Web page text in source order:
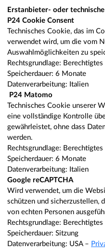
Erstanbieter- oder
P24 Cookie Consent
Technisches Cookie, das im
verwendet wird, um die vom
Auswahlmöglichkeiten zu
Rechtsgrundlage:
Speicherdauer: 6 Monate
Datenverarbeitung: Italien
P24 Matomo
Technisches Cookie unserer
eine vollständige Kontrolle
gewährleistet, ohne dass
werden.
Rechtsgrundlage:
Speicherdauer: 6 Monate
Datenverarbeitung: Italien
Google reCAPTCHA
Wird verwendet, um die
schützen und sicherzustellen,
von echten Personen
Rechtsgrundlage:
Speicherdauer: Sitzung
Datenverarbeitung: USA –